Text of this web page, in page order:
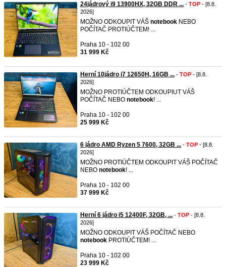
24jádrový i9 13900HX, 32GB DDR ... - TOP - [8.8.
2026]
MOŽNO ODKOUPIT VÁŠ notebook NEBO
POČÍTAČ PROTIÚČTEM! ...
Praha 10 - 102 00
31 999 Kč
Herní 10jádro i7 12650H, 16GB ... - TOP - [8.8.
2026]
MOŽNO PROTIÚČTEM ODKOUPIUT VÁŠ
POČÍTAČ NEBO notebook! ...
Praha 10 - 102 00
25 999 Kč
6 jádro AMD Ryzen 5 7600, 32GB ... - TOP - [8.8.
2026]
MOŽNO PROTIÚČTEM ODKOUPIT VÁŠ POČÍTAČ
NEBO notebook! ...
Praha 10 - 102 00
37 999 Kč
Herní 6 jádro i5 12400F, 32GB, ... - TOP - [8.8.
2026]
MOŽNO ODKOUPIT VÁŠ POČÍTAČ NEBO
notebook PROTIÚČTEM! ...
Praha 10 - 102 00
23 999 Kč